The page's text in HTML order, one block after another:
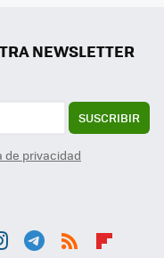
NEWSLETTER
SUSCRIBIR
de privacidad